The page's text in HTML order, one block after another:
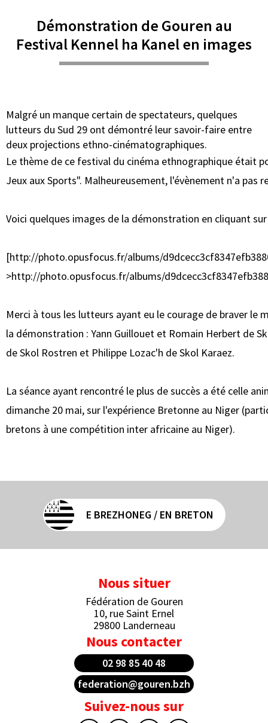
Démonstration de Gouren au
Festival Kennel ha Kanel en images
Malgré un manque certain de spectateurs, quelques
lutteurs du Sud 29 ont démontré leur savoir-faire entre
deux projections ethno-cinématographiques.
Le thème de ce festival du cinéma ethnographique était
Jeux aux Sports". Malheureusement, l'évènement n'a pas
Voici quelques images de la démonstration en cliquant
[http://photo.opusfocus.fr/albums/
>http://photo.opusfocus.fr/albums/
Merci à tous les lutteurs ayant eu le courage de braver le
la démonstration : Yann Guillouet et Romain Herbert de
de Skol Rostren et Philippe Lozac'h de Skol Karaez.
La séance ayant rencontré le plus de succès a été celle
dimanche 20 mai, sur l'expérience Bretonne au Niger
bretons à une compétition inter africaine au Niger).
E BREZHONEG / EN BRETON
Nous situer
Fédération de Gouren
10, rue Saint Ernel
29800 Landerneau
Nous contacter
02 98 85 40 48
federation@gouren.bzh
Suivez-nous sur